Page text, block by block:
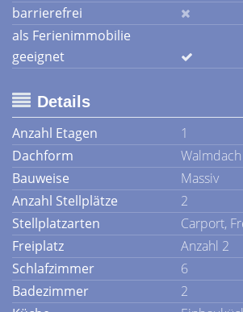
barrierefrei
als Ferienimmobilie
geeignet
Details
Anzahl Etagen
1
Dachform
Walmdach
Bauweise
Massiv
Anzahl Stellplätze
2
Stellplatzarten
Carport,
Freiplatz
Anzahl 2
Schlafzimmer
6
Badezimmer
2